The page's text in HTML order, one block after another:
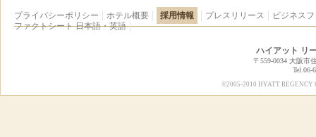
プライバシーポリシー ホテル概要 採用情報 プレスリリース
ビジネス
ファクトシート日本語・英語
ハイアット リ
〒559-0034 大阪市
Tel.06-
©2005-2010 HYATT REGENCY